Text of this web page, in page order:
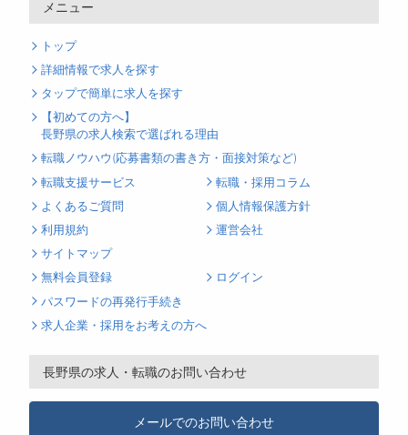
メニュー
トップ
詳細情報で求人を探す
タップで簡単に求人を探す
【初めての方へ】
長野県の求人検索で選ばれる理由
転職ノウハウ(応募書類の書き方・面接対策など)
転職支援サービス
転職・採用コラム
よくあるご質問
個人情報保護方針
利用規約
運営会社
サイトマップ
無料会員登録
ログイン
パスワードの再発行手続き
求人企業・採用をお考えの方へ
長野県の求人・転職のお問い合わせ
メールでのお問い合わせ